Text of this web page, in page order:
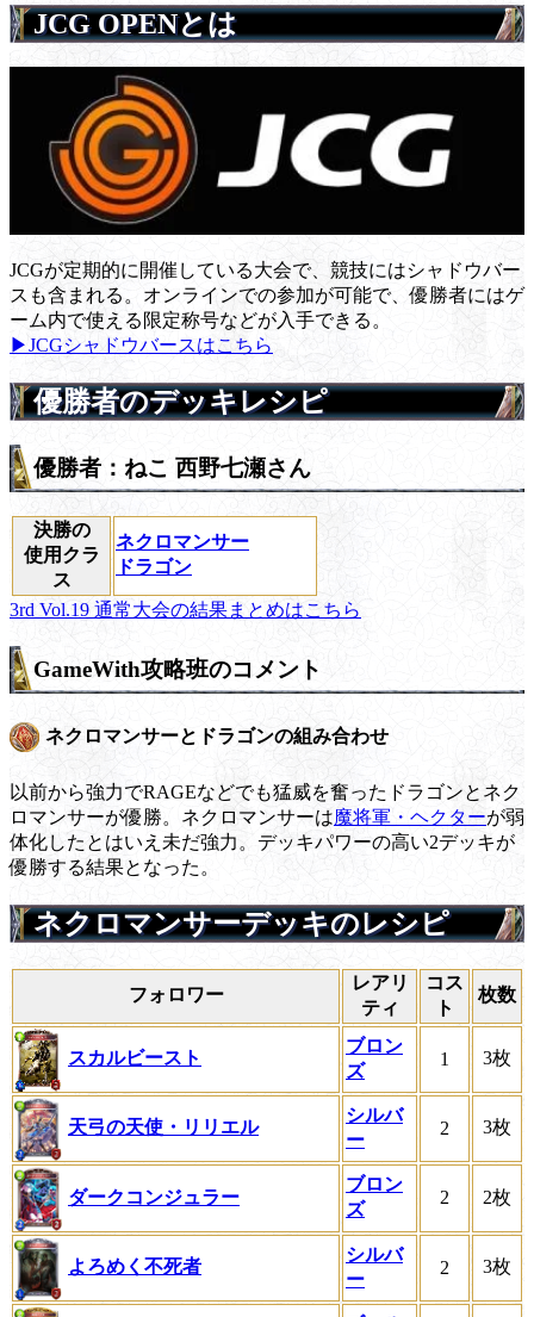
JCG OPENとは
JCGが定期的に開催している大会で、競技にはシャドウバー
スも含まれる。オンラインでの参加が可能で、優勝者にはゲ
ーム内で使える限定称号などが入手できる。
▶JCGシャドウバースはこちら
優勝者のデッキレシピ
優勝者：ねこ 西野七瀬さん
決勝の
使用クラ
ス
ネクロマンサー
ドラゴン
3rd Vol.19 通常大会の結果まとめはこちら
GameWith攻略班のコメント
ネクロマンサーとドラゴンの組み合わせ
以前から強力でRAGEなどでも猛威を奮ったドラゴンとネク
ロマンサーが優勝。ネクロマンサーは魔将軍・ヘクターが弱
体化したとはいえ未だ強力。デッキパワーの高い2デッキが
優勝する結果となった。
ネクロマンサーデッキのレシピ
フォロワー
レアリ
ティ
コス
ト
枚数
スカルビースト
ブロン
ズ
1 3枚
天弓の天使・リリエル
シルバ
ー
2 3枚
ダークコンジュラー
ブロン
ズ
2 2枚
よろめく不死者
シルバ
ー
2 3枚